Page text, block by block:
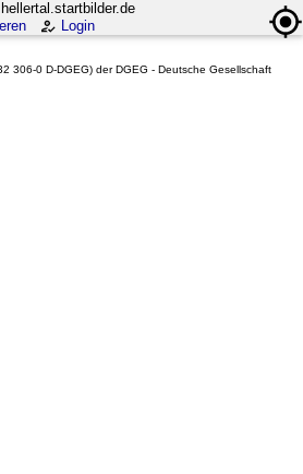
hellertal.startbilder.de
Login
306-0 D-DGEG) der DGEG - Deutsche Gesellschaft